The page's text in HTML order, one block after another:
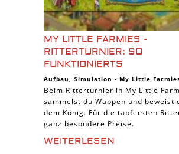
MY LITTLE FARMIES -
RITTERTURNIER: SO
FUNKTIONIERTS
Aufbau, Simulation - My Little
Beim Ritterturnier in My Little
sammelst du Wappen und beweist
dem König. Für die tapfersten
ganz besondere Preise.
WEITERLESEN